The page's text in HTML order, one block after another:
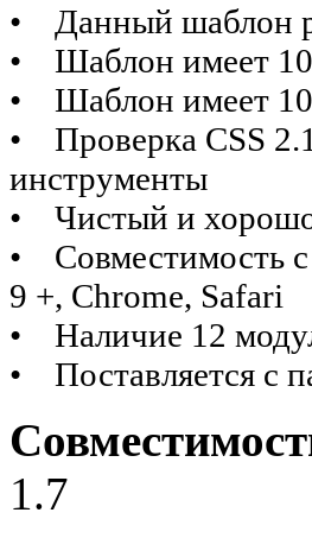
• Данный шаблон
• Шаблон имеет
• Шаблон имеет
• Проверка CSS
инструменты
• Чистый и хорошо
• Совместимость
9 +, Chrome, Safari
• Наличие 12
• Поставляется с
1.7